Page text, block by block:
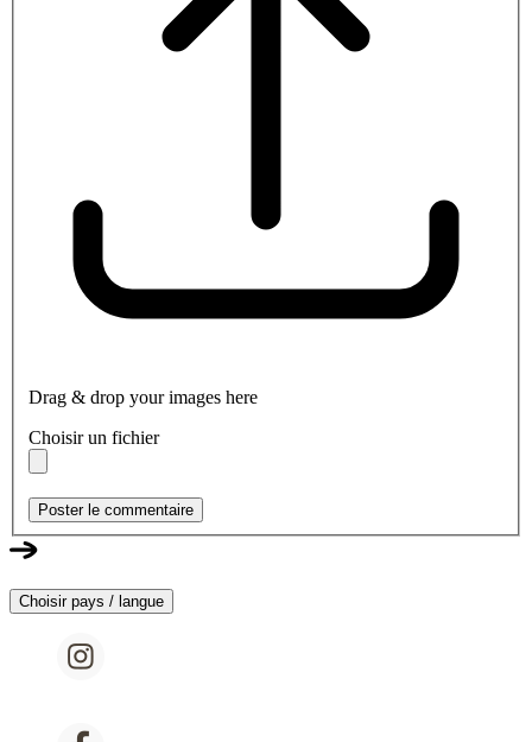
Drag & drop your images here
Choisir un fichier
Poster le commentaire
Choisir pays / langue